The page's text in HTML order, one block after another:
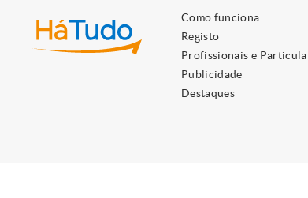
Como funciona
Registo
Profissionais e
Publicidade
Destaques